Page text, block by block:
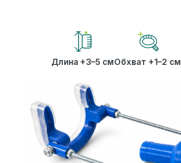
Длина +3–5 смОбхват +1–2 см